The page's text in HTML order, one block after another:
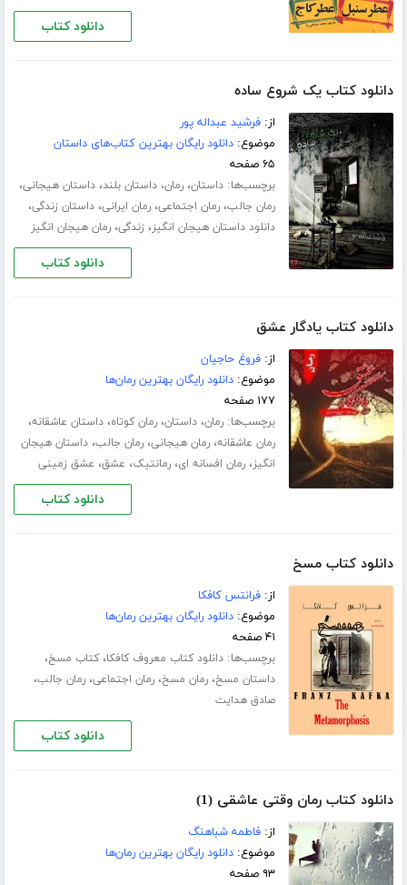
دانلود کتاب
دانلود کتاب یک شروع ساده
از:فرشید عبداله پور
موضوع:دانلود رایگان بهترین کتاب‌های داستان
۶۵ صفحه
برچسب‌ها:داستان،رمان،داستان بلند،داستان هیجانی،
رمان جالب،رمان اجتماعی،رمان ایرانی،داستان زندگی،
دانلود داستان هیجان انگیز، زندگی،رمان هیجان انگیز
دانلود کتاب
دانلود کتاب یادگار عشق
از:فروغ حاجیان
موضوع:دانلود رایگان بهترین رمان‌ها
۱۷۷ صفحه
برچسب‌ها:رمان،داستان،رمان کوتاه،داستان عاشقانه،
رمان عاشقانه،رمان هیجانی،رمان جالب،داستان هیجان
انگیز،رمان افسانه ای،رمانتیک، عشق، عشق زمینی
دانلود کتاب
دانلود کتاب مسخ
از:فرانتس کافکا
موضوع:دانلود رایگان بهترین رمان‌ها
۴۱ صفحه
برچسب‌ها:دانلود کتاب معروف کافکا،کتاب مسخ،
داستان مسخ،رمان مسخ،رمان اجتماعی،رمان جالب،
صادق هدایت
دانلود کتاب
دانلود کتاب رمان وقتی عاشقی (1)
از:فاطمه شباهنگ
موضوع:دانلود رایگان بهترین رمان‌ها
۹۳ صفحه